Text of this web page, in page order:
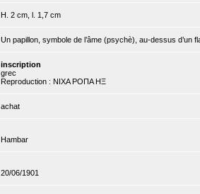
H. 2 cm, l. 1,7 cm
Un papillon, symbole de l’âme (psychè), au-dessus d’un
inscription
grec
Reproduction : ΝΙΧΑ ΡΟΠΑ ΗΞ
achat
Hambar
20/06/1901